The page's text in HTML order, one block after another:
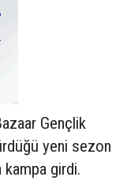
Gençlik
yeni sezon
kampa girdi.